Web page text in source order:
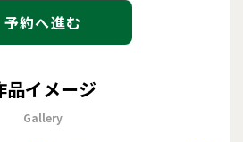
予約へ進む
品イメージ
Gallery